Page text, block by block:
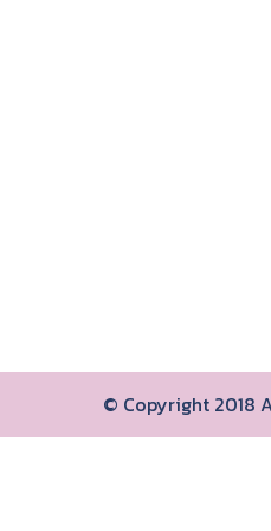
© Copyright 2018